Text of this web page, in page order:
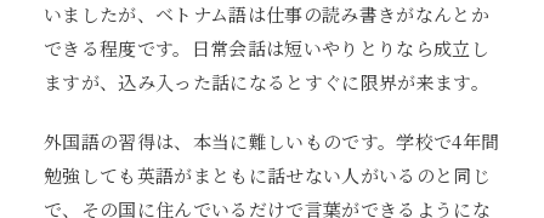
いましたが、ベトナム語は仕事の読み書きがなんとか
できる程度です。日常会話は短いやりとりなら成立し
ますが、込み入った話になるとすぐに限界が来ます。
外国語の習得は、本当に難しいものです。学校で4年間
勉強しても英語がまともに話せない人がいるのと同じ
で、その国に住んでいるだけで言葉ができるようにな